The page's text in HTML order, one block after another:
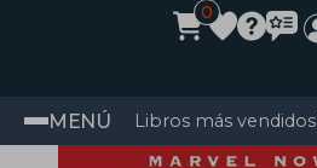
0
MENÚ Libros más vendidos